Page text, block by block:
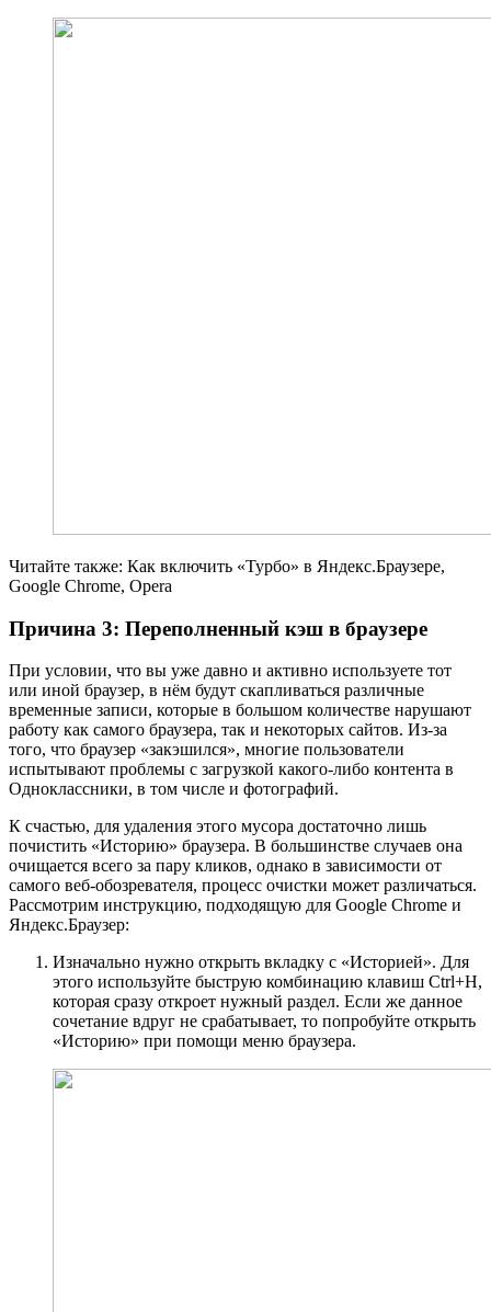
Читайте также: Как включить «Турбо» в Яндекс.Браузере,
Google Chrome, Opera
Причина 3: Переполненный кэш в браузере
При условии, что вы уже давно и активно используете тот
или иной браузер, в нём будут скапливаться различные
временные записи, которые в большом количестве нарушают
работу как самого браузера, так и некоторых сайтов. Из-за
того, что браузер «закэшился», многие пользователи
испытывают проблемы с загрузкой какого-либо контента в
Одноклассники, в том числе и фотографий.
К счастью, для удаления этого мусора достаточно лишь
почистить «Историю» браузера. В большинстве случаев она
очищается всего за пару кликов, однако в зависимости от
самого веб-обозревателя, процесс очистки может различаться.
Рассмотрим инструкцию, подходящую для Google Chrome и
Яндекс.Браузер:
Изначально нужно открыть вкладку с «Историей». Для
этого используйте быструю комбинацию клавиш Ctrl+H,
которая сразу откроет нужный раздел. Если же данное
сочетание вдруг не срабатывает, то попробуйте открыть
«Историю» при помощи меню браузера.